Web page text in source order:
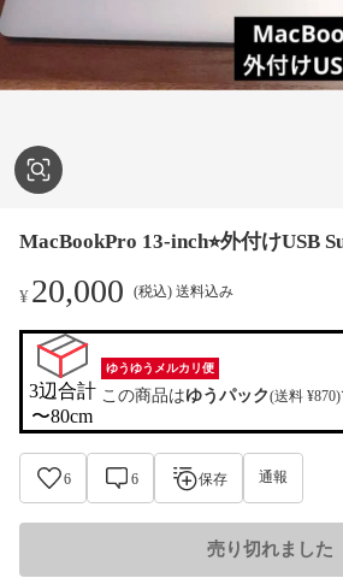
MacBookPro 13-inch⭐︎外付けUSB
¥20,000 (税込) 送料込み
3辺合計
〜80cm
ゆうゆうメルカリ便
この商品はゆうパック(送料 ¥870)
6 6 保存 通報
売り切れました